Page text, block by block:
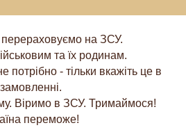
перераховуємо на ЗСУ.
та їх родинам.
потрібно - тільки вкажіть це в
замовленні.
Віримо в ЗСУ. Тримаймося!
переможе!